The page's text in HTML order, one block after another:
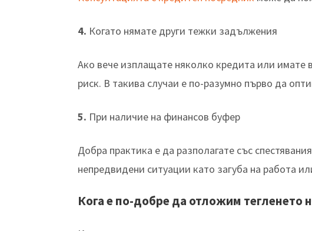
4. Когато нямате други тежки задължения
Ако вече изплащате няколко кредита или
риск. В такива случаи е по-разумно първо да
5. При наличие на финансов буфер
Добра практика е да разполагате със
непредвидени ситуации като загуба на работа
Кога е по-добре да отложим тегленето